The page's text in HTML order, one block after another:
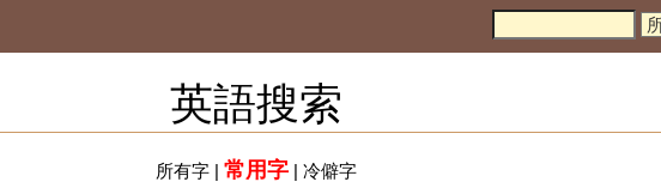
英語搜索
所有字| 常用字| 冷僻字